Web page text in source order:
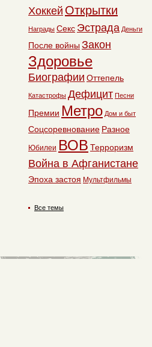
Хоккей Открытки
Награды Секс Эстрада Деньги
После войны Закон
Здоровье
Биографии Оттепель
Катастрофы Дефицит Песни
Премии Метро Дом и быт
Соцсоревнование Разное
Юбилеи ВОВ Терроризм
Война в Афганистане
Эпоха застоя Мультфильмы
Все темы